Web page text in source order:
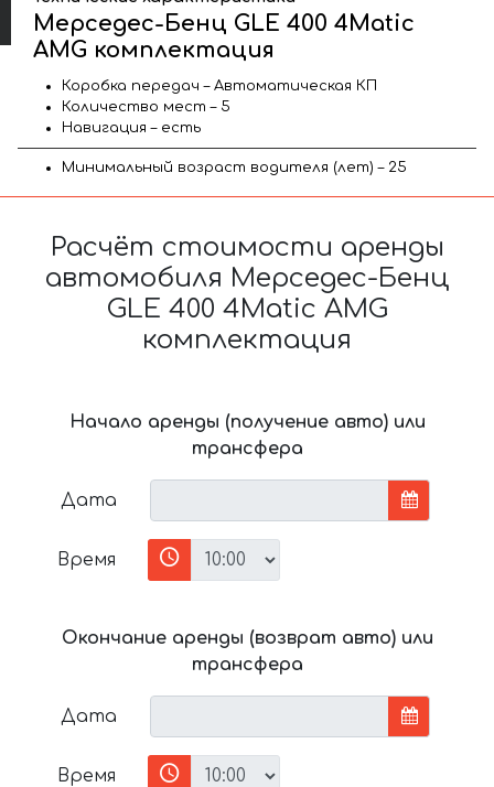
Мерседес-Бенц GLE 400 4Matic
AMG комплектация
Коробка передач – Автоматическая КП
Количество мест – 5
Навигация – есть
Минимальный возраст водителя (лет) – 25
Расчёт стоимости аренды
автомобиля Мерседес-Бенц
GLE 400 4Matic AMG
комплектация
Начало аренды (получение авто) или
трансфера
Дата
Время
Окончание аренды (возврат авто) или
трансфера
Дата
Время